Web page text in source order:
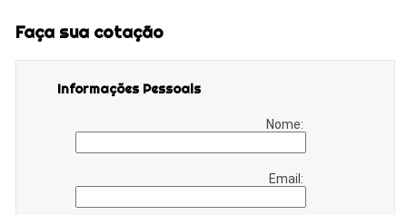
Faça sua cotação
Informações Pessoais
Nome:
Email: